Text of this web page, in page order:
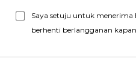
Saya setuju untuk menerima
berhenti berlangganan kapan